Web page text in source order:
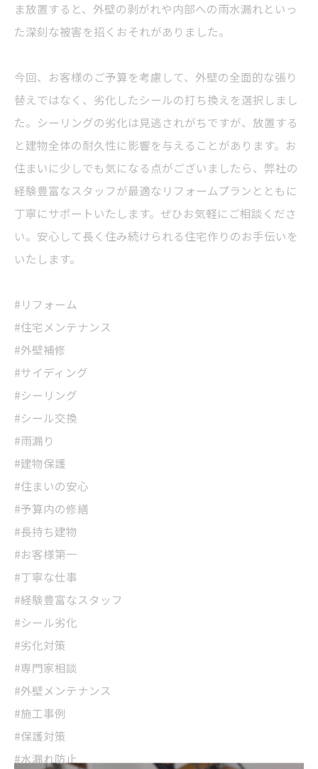
ま放置すると、外壁の剥がれや内部への雨水漏れといっ
た深刻な被害を招くおそれがありました。
今回、お客様のご予算を考慮して、外壁の全面的な張り
替えではなく、劣化したシールの打ち換えを選択しまし
た。シーリングの劣化は見逃されがちですが、放置する
と建物全体の耐久性に影響を与えることがあります。お
住まいに少しでも気になる点がございましたら、弊社の
経験豊富なスタッフが最適なリフォームプランとともに
丁寧にサポートいたします。ぜひお気軽にご相談くださ
い。安心して長く住み続けられる住宅作りのお手伝いを
いたします。
#リフォーム
#住宅メンテナンス
#外壁補修
#サイディング
#シーリング
#シール交換
#雨漏り
#建物保護
#住まいの安心
#予算内の修繕
#長持ち建物
#お客様第一
#丁寧な仕事
#経験豊富なスタッフ
#シール劣化
#劣化対策
#専門家相談
#外壁メンテナンス
#施工事例
#保護対策
#水漏れ防止